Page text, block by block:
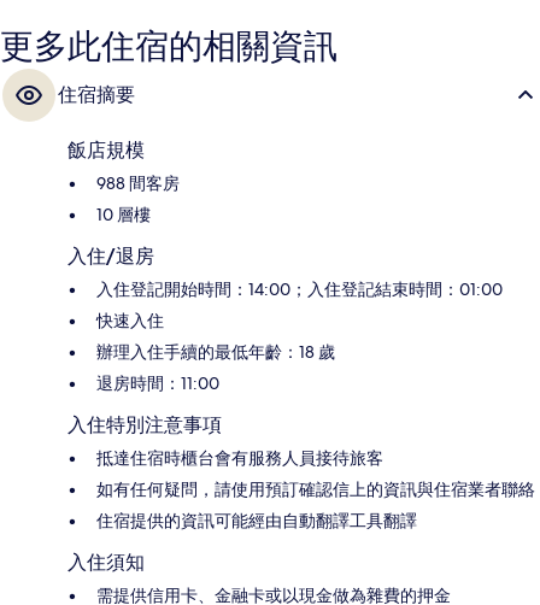
更多此住宿的相關資訊
住宿摘要
飯店規模
988 間客房
10 層樓
入住/退房
入住登記開始時間：14:00；入住登記結束時間：01:00
快速入住
辦理入住手續的最低年齡：18 歲
退房時間：11:00
入住特別注意事項
抵達住宿時櫃台會有服務人員接待旅客
如有任何疑問，請使用預訂確認信上的資訊與住宿業者聯絡
住宿提供的資訊可能經由自動翻譯工具翻譯
入住須知
需提供信用卡、金融卡或以現金做為雜費的押金